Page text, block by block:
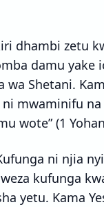
dhambi zetu
damu yake
Shetani.
mwaminifu
wote” (1
ni njia
kufunga
yetu. Kama